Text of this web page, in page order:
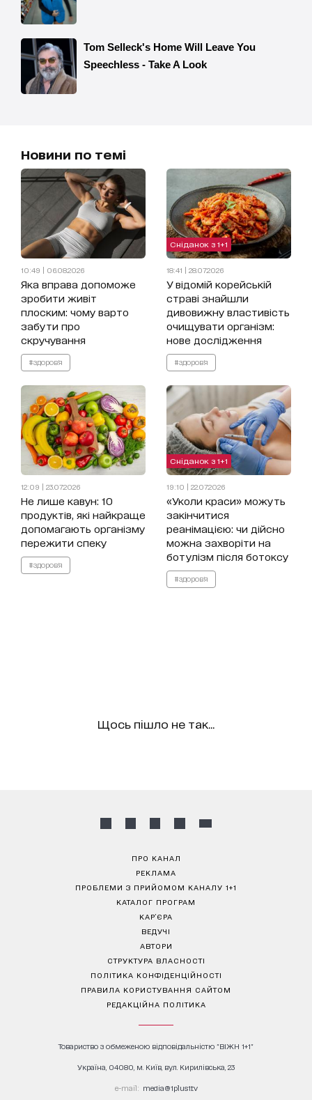
Новини по темі
10:49 | 06.08.2026
Яка вправа допоможе
зробити живіт
плоским: чому варто
забути про
скручування
#здоров'я
Сніданок з 1+1
18:41 | 28.07.2026
У відомій корейській
страві знайшли
дивовижну властивість
очищувати організм:
нове дослідження
#здоров'я
12:09 | 23.07.2026
Не лише кавун: 10
продуктів, які найкраще
допомагають організму
пережити спеку
#здоров'я
Сніданок з 1+1
19:10 | 22.07.2026
«Уколи краси» можуть
закінчитися
реанімацією: чи дійсно
можна захворіти на
ботулізм після ботоксу
#здоров'я
Щось пішло не так...
ПРО КАНАЛ
РЕКЛАМА
ПРОБЛЕМИ З ПРИЙОМОМ КАНАЛУ 1+1
КАТАЛОГ ПРОГРАМ
КАР’ЄРА
ВЕДУЧІ
АВТОРИ
СТРУКТУРА ВЛАСНОСТІ
ПОЛІТИКА КОНФІДЕНЦІЙНОСТІ
ПРАВИЛА КОРИСТУВАННЯ САЙТОМ
РЕДАКЦІЙНА ПОЛІТИКА
Товариство з обмеженою відповідальністю "ВІЖН 1+1"
Україна, 04080, м. Київ, вул. Кирилівська, 23
е-mail: media@1plus1.tv